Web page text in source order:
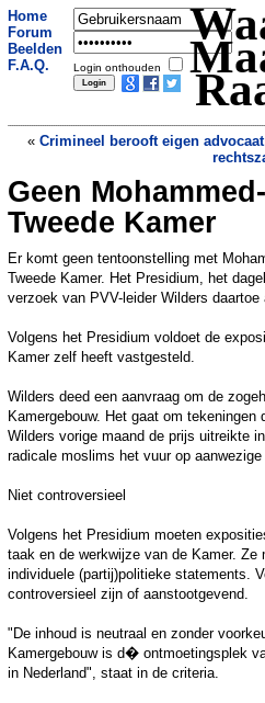
Home
Forum
Beelden
F.A.Q.
Login onthouden
« Crimineel berooft eigen
Tank
Geen
Tweede Kamer
Er komt geen tentoonstelling met
Tweede Kamer. Het Presidium, het
verzoek van PVV-leider Wilders daartoe
Volgens het Presidium voldoet de
Kamer zelf heeft vastgesteld.
Wilders deed een aanvraag om de
Kamergebouw. Het gaat om tekeningen
Wilders vorige maand de prijs uitreikte
radicale moslims het vuur op aanwezige
Niet controversieel
Volgens het Presidium moeten
taak en de werkwijze van de Kamer. Ze
individuele (partij)politieke statements.
controversieel zijn of aanstootgevend.
"De inhoud is neutraal en zonder
Kamergebouw is d� ontmoetingsplek
in Nederland", staat in de criteria.